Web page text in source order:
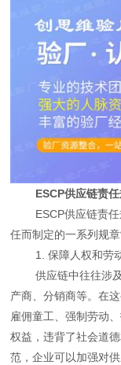
ESCP供应链责
ESCP供应链责任
任而制定的一系列规
1. 保障人权和劳
供应链中往往涉及
产商、分销商等。在
雇佣童工、强制劳动
权益，违背了社会道
范，企业可以加强对